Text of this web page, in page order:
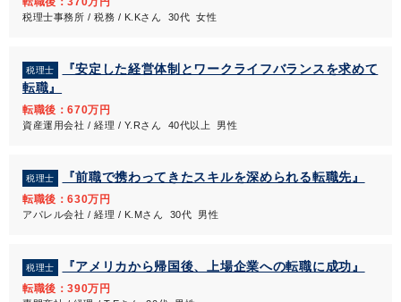
税理士事務所 / 税務 / K.Kさん 30代 女性
税理士
『安定した経営体制とワークライフバランスを求めて
転職』
転職後：670万円
資産運用会社 / 経理 / Y.Rさん 40代以上 男性
税理士 『前職で携わってきたスキルを深められる転職先』
転職後：630万円
アパレル会社 / 経理 / K.Mさん 30代 男性
税理士 『アメリカから帰国後、上場企業への転職に成功』
転職後：390万円